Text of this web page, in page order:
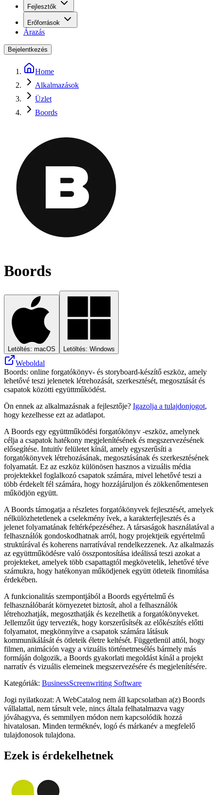
Fejlesztők
Erőforrások
Árazás
Bejelentkezés
Home
Alkalmazások
Üzlet
Boords
Boords
Letöltés: macOS Letöltés: Windows
Weboldal
Boords: online forgatókönyv- és storyboard-készítő eszköz, amely
lehetővé teszi jelenetek létrehozását, szerkesztését, megosztását és
csapatok közötti együttműködést.
Ön ennek az alkalmazásnak a fejlesztője? Igazolja a tulajdonjogot,
hogy kezelhesse ezt az adatlapot.
A Boords egy együttműködési forgatókönyv -eszköz, amelynek
célja a csapatok hatékony megjelenítésének és megszervezésének
elősegítése. Intuitív felületet kínál, amely egyszerűsíti a
forgatókönyvek létrehozásának, megosztásának és szerkesztésének
folyamatát. Ez az eszköz különösen hasznos a vizuális média
projektekkel foglalkozó csapatok számára, mivel lehetővé teszi a
több érdekelt fél számára, hogy hozzájáruljon és zökkenőmentesen
működjön együtt.
A Boords támogatja a részletes forgatókönyvek fejlesztését, amelyek
nélkülözhetetlenek a cselekmény ívek, a karakterfejlesztés és a
jelenet folyamatának feltérképezéséhez. A társaságok használatával a
felhasználók gondoskodhatnak arról, hogy projektjeik egyértelmű
struktúrával és koherens narratívával rendelkezzenek. Az alkalmazás
az együttműködésre való összpontosítása ideálissá teszi azokat a
projekteket, amelyek több csapattagtól megkövetelik, lehetővé téve
számukra, hogy hatékonyan működjenek együtt ötleteik finomítása
érdekében.
A funkcionalitás szempontjából a Boords egyértelmű és
felhasználóbarát környezetet biztosít, ahol a felhasználók
létrehozhatják, megoszthatják és kezelhetik a forgatókönyveket.
Jellemzőit úgy tervezték, hogy korszerűsítsék az előkészítés előtti
folyamatot, megkönnyítve a csapatok számára látásuk
kommunikálását és ötleteik életre keltését. Függetlenül attól, hogy
filmen, animáción vagy a vizuális történetmesélés bármely más
formáján dolgozik, a Boords gyakorlati megoldást kínál a projekt
narratív és vizuális elemeinek megszervezésére és megjelenítésére.
Kategóriák: BusinessScreenwriting Software
Jogi nyilatkozat: A WebCatalog nem áll kapcsolatban a(z) Boords
vállalattal, nem társult vele, nincs általa felhatalmazva vagy
jóváhagyva, és semmilyen módon nem kapcsolódik hozzá
hivatalosan. Minden terméknév, logó és márkanév a megfelelő
tulajdonosok tulajdona.
Ezek is érdekelhetnek